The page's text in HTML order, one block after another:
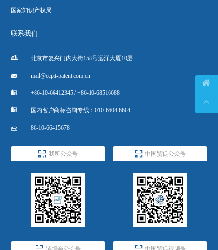
国家知识产权局
联系我们
 北京市复兴门内大街158号远洋大厦10层
 mail@ccpit-patent.com.cn
 +86-10-66412345 / +86-10-68516688
 国内客户商标咨询专线：010-6604 6604
 86-10-66415678
 我所公众号  中国贸促公众号
链博会公众号 中国贸促视频号

